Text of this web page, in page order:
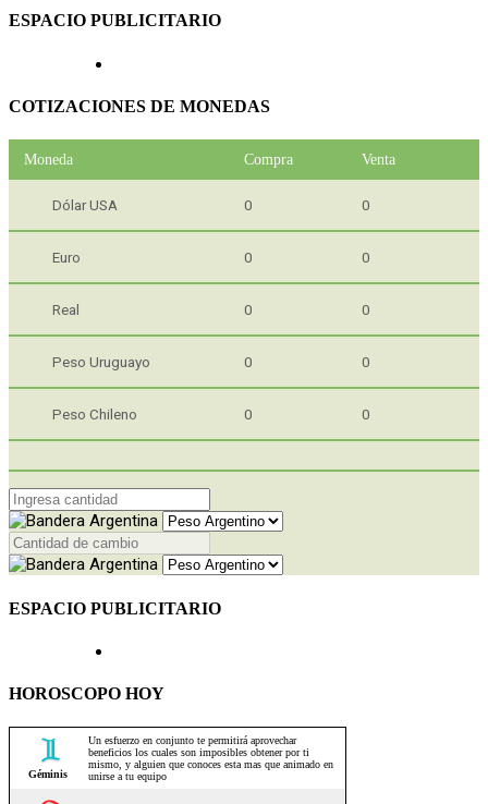
ESPACIO PUBLICITARIO
COTIZACIONES DE MONEDAS
Moneda Compra Venta
Dólar USA 0 0
Euro 0 0
Real 0 0
Peso Uruguayo 0 0
Peso Chileno 0 0
ESPACIO PUBLICITARIO
HOROSCOPO HOY